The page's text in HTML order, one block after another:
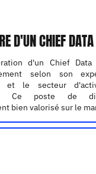
D'UN CHIEF
d'un Chief
selon son
et le secteur
Ce poste de
bien valorisé sur le